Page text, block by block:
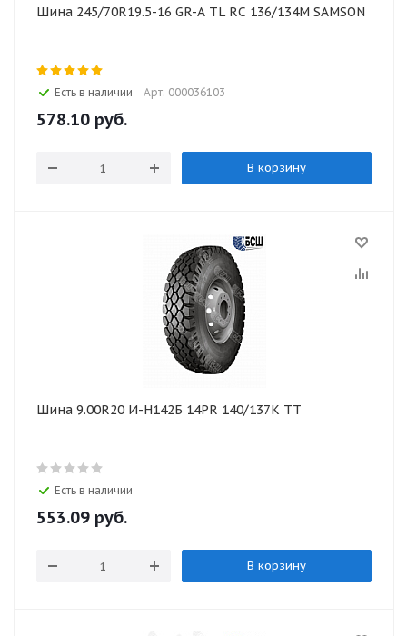
Шина 245/70R19.5-16 GR-A TL RC 136/134M SAMSON
Есть в наличии Арт: 000036103
578.10 руб.
В корзину
Шина 9.00R20 И-Н142Б 14PR 140/137K TT
Есть в наличии
553.09 руб.
В корзину